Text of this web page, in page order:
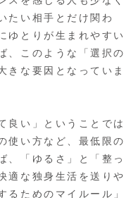
たい相手とだけ関わ
ゆとりが生まれやすい
、このような「選択の
きな要因となっていま
良い」ということでは
使い方など、最低限の
、「ゆるさ」と「整っ
適な独身生活を送りや
るためのマイルール」